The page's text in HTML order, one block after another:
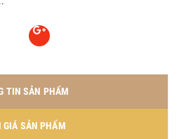
TIN SẢN PHẨM
GIÁ SẢN PHẨM